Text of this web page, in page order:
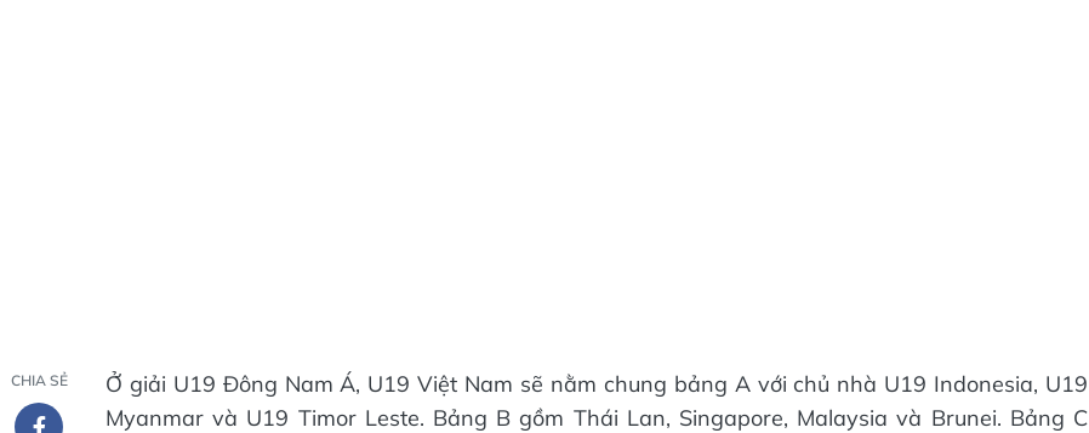
CHIA SẺ
Ở giải U19 Đông Nam Á, U19 Việt Nam sẽ nằm chung bảng A với chủ nhà U19 Indonesia, U19
Myanmar và U19 Timor Leste. Bảng B gồm Thái Lan, Singapore, Malaysia và Brunei. Bảng C